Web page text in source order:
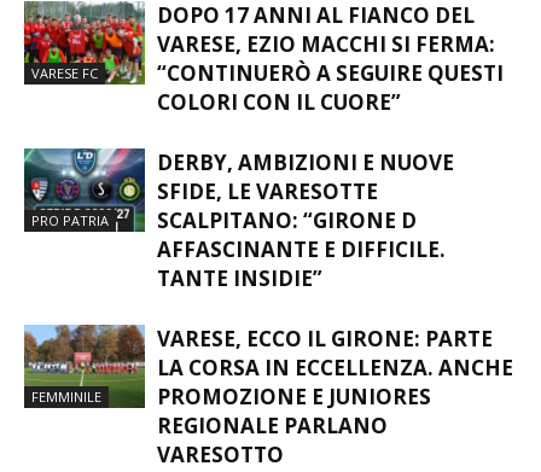
VARESE FC
DOPO 17 ANNI AL FIANCO DEL
VARESE, EZIO MACCHI SI FERMA:
“CONTINUERÒ A SEGUIRE QUESTI
COLORI CON IL CUORE”
PRO PATRIA
DERBY, AMBIZIONI E NUOVE
SFIDE, LE VARESOTTE
SCALPITANO: “GIRONE D
AFFASCINANTE E DIFFICILE.
TANTE INSIDIE”
FEMMINILE
VARESE, ECCO IL GIRONE: PARTE
LA CORSA IN ECCELLENZA. ANCHE
PROMOZIONE E JUNIORES
REGIONALE PARLANO
VARESOTTO